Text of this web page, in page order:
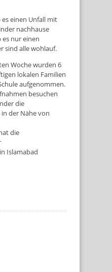
es einen Unfall mit
nachhause
es nur einen
sind alle wohlauf.
Woche wurden 6
lokalen Familien
aufgenommen.
besuchen
die
der Nähe von
die
Islamabad